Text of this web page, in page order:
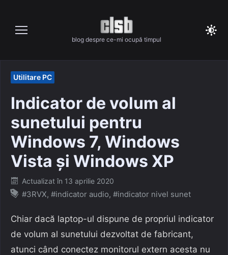
content
blog despre ce-mi ocupă timpul
Utilitare PC
Indicator de volum al
sunetului pentru
Windows 7, Windows
Vista și Windows XP
Posted
on
Actualizat în 13 aprilie 2020
#3RVX, #indicator audio, #indicator nivel sunet
Chiar dacă laptop-ul dispune de propriul indicator
de volum al sunetului dezvoltat de fabricant,
atunci când conectez monitorul extern acesta nu